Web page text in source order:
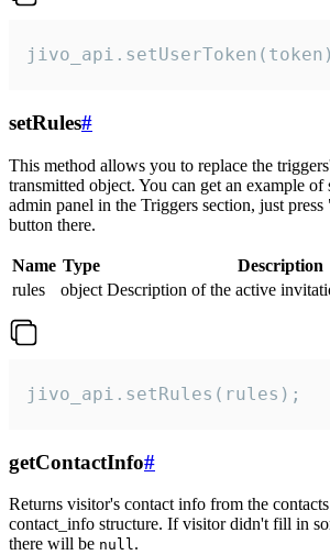
setRules#
This method allows you to replace the
transmitted object. You can get an example
admin panel in the Triggers section, just
button there.
Name Type
Description
rules
object Description of the active
jivo_api.setRules(rules);
getContactInfo#
Returns visitor's contact info from the
contact_info structure. If visitor didn't fill in
there will be null.